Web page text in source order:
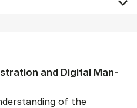
and Di­git­al Man­
of the